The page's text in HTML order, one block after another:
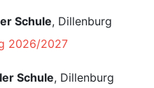
Schule, Dillenburg
2026/2027
Schule, Dillenburg